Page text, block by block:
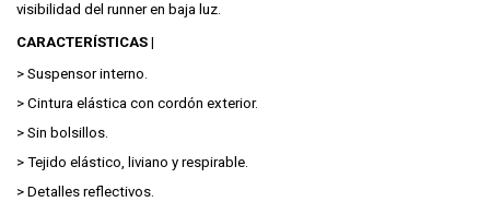
visibilidad del runner en baja luz.
CARACTERÍSTICAS |
> Suspensor interno.
> Cintura elástica con cordón exterior.
> Sin bolsillos.
> Tejido elástico, liviano y respirable.
> Detalles reflectivos.